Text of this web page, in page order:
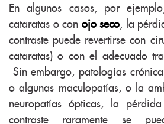
En algunos casos, por
cataratas o con ojo seco, la
contraste puede revertirse con
cataratas) o con el adecuado
Sin embargo, patologías
o algunas maculopatías, o la
neuropatías ópticas, la
contraste raramente se